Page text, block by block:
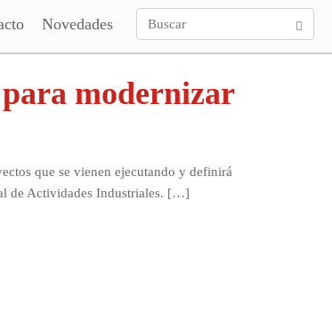
Novedades
modernizar
que se vienen ejecutando y definirá
de Actividades Industriales. […]